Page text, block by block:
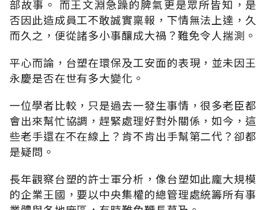
部故事。 而王文淵急躁的脾氣更是眾所皆知，是
否因此造成員工不敢誠實稟報，下情無法上達，久
而久之，便從諸多小事釀成大禍？難免令人揣測。
平心而論，台塑在環保及工安面的表現，並未因王
永慶是否在世有多大變化。
一位學者比較，只是過去一發生事情，很多老臣都
會出來幫忙協調，趕緊處理好對外關係，如今，這
些老手還在不在線上？肯不肯出手幫第二代？卻都
是疑問。
長年觀察台塑的許士軍分析，像台塑如此龐大規模
的企業王國，要以中央集權的總管理處統籌所有事